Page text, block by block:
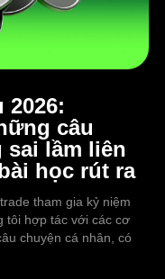
2026:
câu
sai lầm liên
học rút ra
tham gia kỷ niệm
tôi hợp tác với các cơ
chuyện cá nhân, có